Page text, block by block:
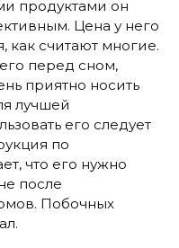
продуктами он
Цена у него
как считают многие.
перед сном,
приятно носить
лучшей
его следует
по
что его нужно
после
Побочных